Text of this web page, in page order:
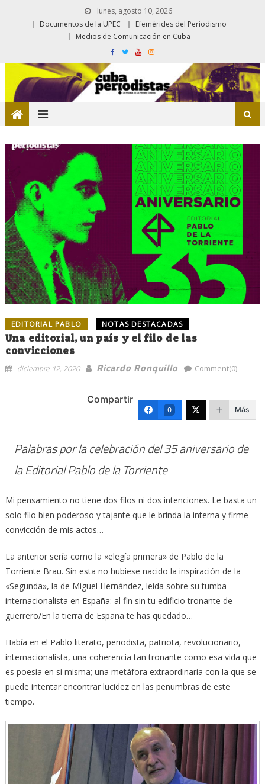
lunes, agosto 10, 2026
Documentos de la UPEC
Efemérides del Periodismo
Medios de Comunicación en Cuba
EDITORIAL PABLO NOTAS DESTACADAS
Una editorial, un país y el filo de las
convicciones
diciembre 12, 2020 Ricardo Ronquillo Comment(0)
Compartir
0 Más
Palabras por la celebración del 35 aniversario de
la Editorial Pablo de la Torriente
Mi pensamiento no tiene dos filos ni dos intenciones. Le basta un
solo filo bien poderoso y tajante que le brinda la interna y firme
convicción de mis actos…
La anterior sería como la «elegía primera» de Pablo de la
Torriente Brau. Sin esta no hubiese nacido la inspiración de la
«Segunda», la de Miguel Hernández, leída sobre su tumba
internacionalista en España: al fin sin tu edificio tronante de
guerrero/En la tierra de España te has quedado…
Había en el Pablo literato, periodista, patriota, revolucionario,
internacionalista, una coherencia tan tronante como esa vida que
es poesía en sí misma; una metáfora extraordinaria con la que se
puede intentar encontrar lucidez en las penumbras de este
tiempo.